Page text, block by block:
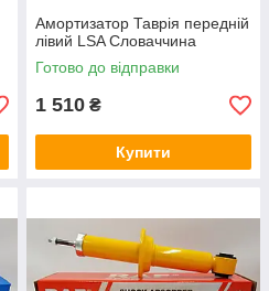
Амортизатор Таврія передній
лівий LSA Словаччина
Готово до відправки
1 510 ₴
Купити